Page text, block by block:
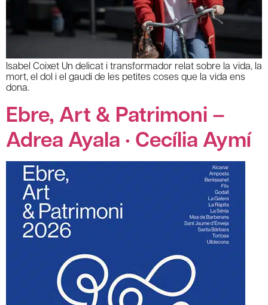
Isabel Coixet Un delicat i transformador relat sobre la vida, la
mort, el dol i el gaudi de les petites coses que la vida ens
dona.
Ebre, Art & Patrimoni –
Adrea Ayala · Cecília Aymí